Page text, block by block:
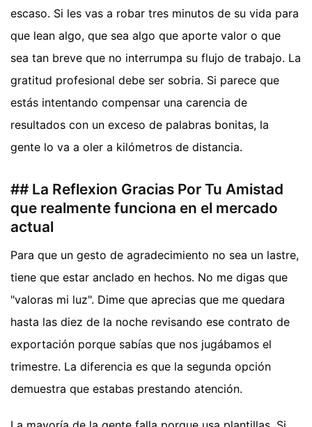
escaso. Si les vas a robar tres minutos de su vida para
que lean algo, que sea algo que aporte valor o que
sea tan breve que no interrumpa su flujo de trabajo. La
gratitud profesional debe ser sobria. Si parece que
estás intentando compensar una carencia de
resultados con un exceso de palabras bonitas, la
gente lo va a oler a kilómetros de distancia.
## La Reflexion Gracias Por Tu Amistad
que realmente funciona en el mercado
actual
Para que un gesto de agradecimiento no sea un lastre,
tiene que estar anclado en hechos. No me digas que
"valoras mi luz". Dime que aprecias que me quedara
hasta las diez de la noche revisando ese contrato de
exportación porque sabías que nos jugábamos el
trimestre. La diferencia es que la segunda opción
demuestra que estabas prestando atención.